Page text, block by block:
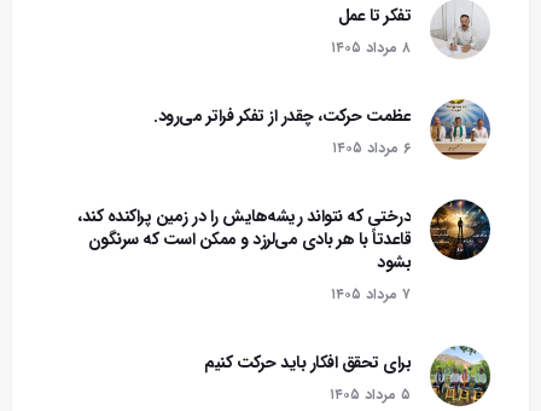
تفکر تا عمل
۸ مرداد ۱۴۰۵
عظمت حرکت، چقدر از تفکر فراتر می‌رود.
۶ مرداد ۱۴۰۵
درختی که نتواند ریشه‌هایش را در زمین پراکنده کند،
قاعدتاً با هر بادی می‌لرزد و ممکن است که سرنگون
بشود‌
۷ مرداد ۱۴۰۵
برای تحقق افکار باید حرکت کنیم
۵ مرداد ۱۴۰۵